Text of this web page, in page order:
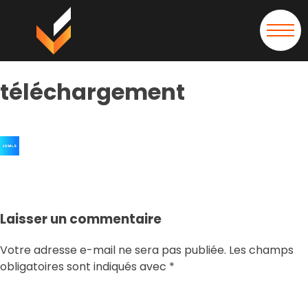
téléchargement
Laisser un commentaire
Votre adresse e-mail ne sera pas publiée. Les champs
obligatoires sont indiqués avec *